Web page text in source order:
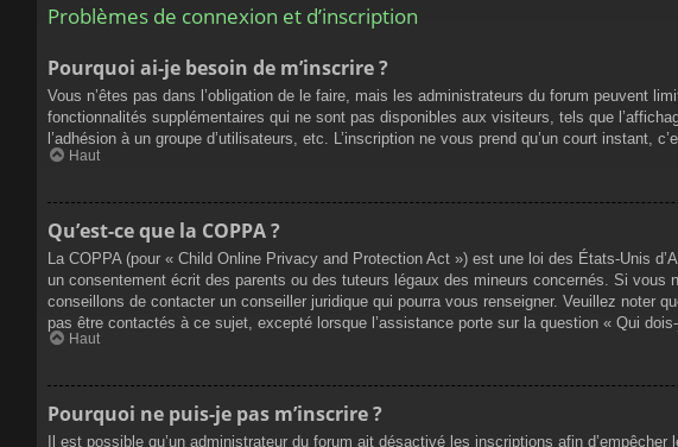
Problèmes de connexion et d’inscription
Pourquoi ai-je besoin de m’inscrire ?
Vous n’êtes pas dans l’obligation de le faire, mais les administrateurs du forum peuvent
fonctionnalités supplémentaires qui ne sont pas disponibles aux visiteurs, tels que
l’adhésion à un groupe d’utilisateurs, etc. L’inscription ne vous prend qu’un court instant,
Haut
Qu’est-ce que la COPPA ?
La COPPA (pour « Child Online Privacy and Protection Act ») est une loi des États-Unis
un consentement écrit des parents ou des tuteurs légaux des mineurs concernés. Si
conseillons de contacter un conseiller juridique qui pourra vous renseigner. Veuillez noter
pas être contactés à ce sujet, excepté lorsque l’assistance porte sur la question « Qui
Haut
Pourquoi ne puis-je pas m’inscrire ?
Il est possible qu’un administrateur du forum ait désactivé les inscriptions afin